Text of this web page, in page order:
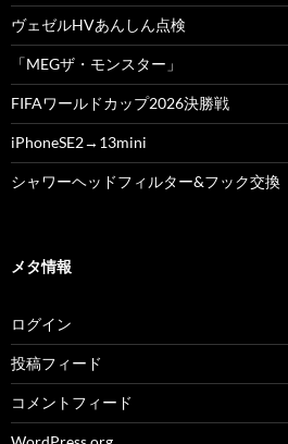
ヴェゼルHVあんしん点検
「MEGザ・モンスター」
FIFAワールドカップ2026決勝戦
iPhoneSE2→13mini
シャワーヘッドフィルター&フック交換
メタ情報
ログイン
投稿フィード
コメントフィード